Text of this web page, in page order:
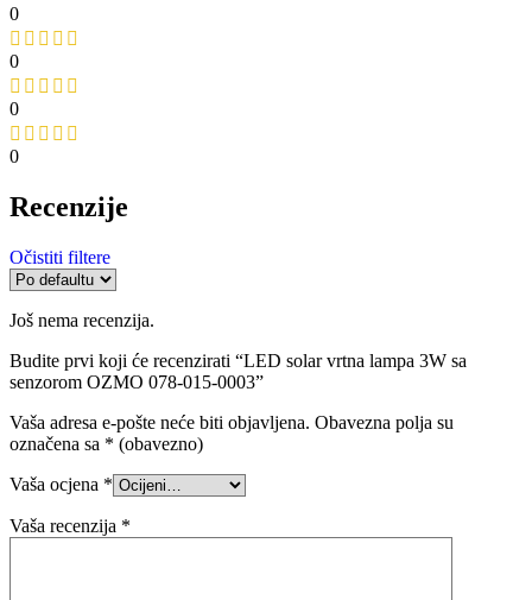
0
0
0
0
Recenzije
Očistiti filtere
Još nema recenzija.
Budite prvi koji će recenzirati “LED solar vrtna lampa 3W sa
senzorom OZMO 078-015-0003”
Vaša adresa e-pošte neće biti objavljena. Obavezna polja su
označena sa * (obavezno)
Vaša ocjena *
Vaša recenzija *